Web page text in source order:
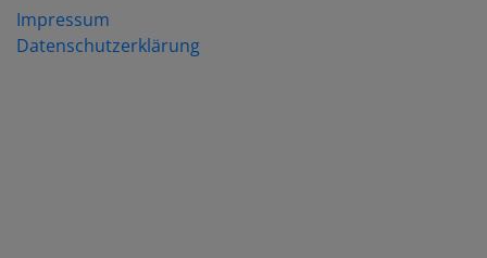
Impressum
Datenschutzerklärung